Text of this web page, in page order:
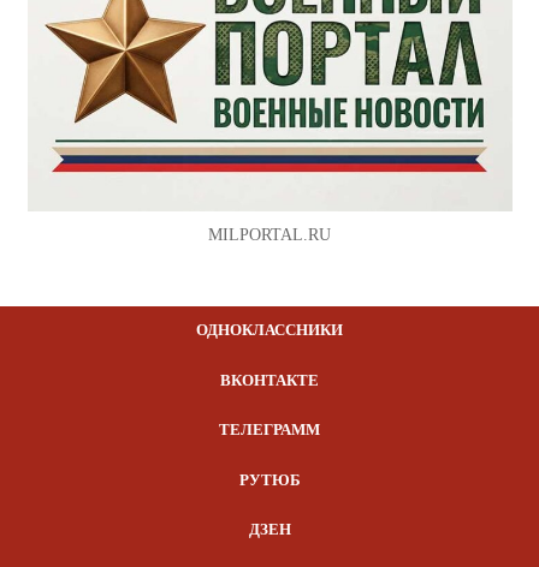
MILPORTAL.RU
ОДНОКЛАССНИКИ
ВКОНТАКТЕ
ТЕЛЕГРАММ
РУТЮБ
ДЗЕН